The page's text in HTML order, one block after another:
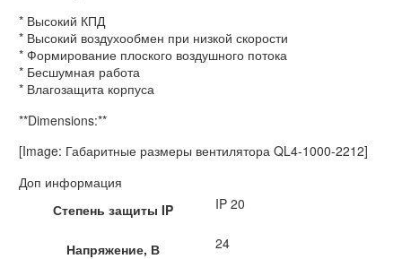
* Высокий КПД
* Высокий воздухообмен при низкой скорости
* Формирование плоского воздушного потока
* Бесшумная работа
* Влагозащита корпуса
**Dimensions:**
[Image: Габаритные размеры вентилятора QL4-1000-2212]
Доп информация
Степень защиты IP
IP 20
Напряжение, В 24